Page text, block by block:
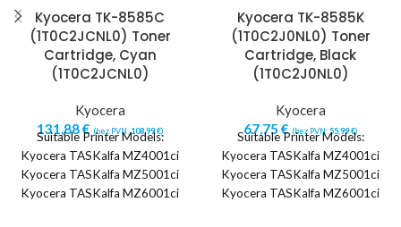
Kyocera TK-8585C
(1T0C2JCNL0) Toner
Cartridge, Cyan
(1T0C2JCNL0)
Kyocera
131,88€ (bez PVN:108,99€)
Suitable Printer Models:
Kyocera TASKalfa MZ4001ci
Kyocera TASKalfa MZ5001ci
Kyocera TASKalfa MZ6001ci
Kyocera TK-8585K
(1T0C2J0NL0) Toner
Cartridge, Black
(1T0C2J0NL0)
Kyocera
67,75 € (bez PVN: 55,99€)
Suitable Printer Models:
Kyocera TASKalfa MZ4001ci
Kyocera TASKalfa MZ5001ci
Kyocera TASKalfa MZ6001ci